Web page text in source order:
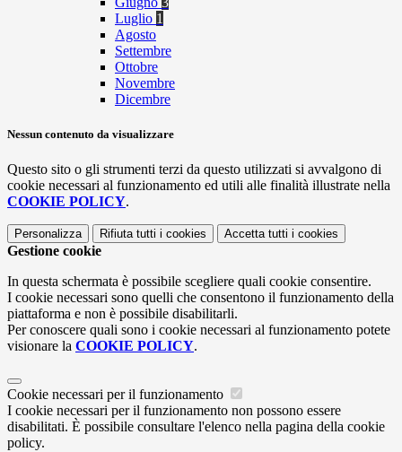
Luglio 1
Agosto
Settembre
Ottobre
Novembre
Dicembre
Nessun contenuto da visualizzare
Questo sito o gli strumenti terzi da questo utilizzati si avvalgono di
cookie necessari al funzionamento ed utili alle finalità illustrate nella
COOKIE POLICY.
Personalizza Rifiuta tutti i cookies Accetta tutti i cookies
Gestione cookie
In questa schermata è possibile scegliere quali cookie consentire.
I cookie necessari sono quelli che consentono il funzionamento della
piattaforma e non è possibile disabilitarli.
Per conoscere quali sono i cookie necessari al funzionamento potete
visionare la COOKIE POLICY.
Cookie necessari per il funzionamento
I cookie necessari per il funzionamento non possono essere
disabilitati. È possibile consultare l'elenco nella pagina della cookie
policy.